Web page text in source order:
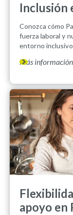
Inclusión
Conozca cómo
fuerza laboral y
entorno
Más información
apoyo en